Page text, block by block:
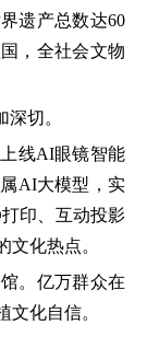
遗产总数达60
，全社会文物
切。
线AI眼镜智能
AI大模型，实
印、互动投影
化热点。
。亿万群众在
化自信。